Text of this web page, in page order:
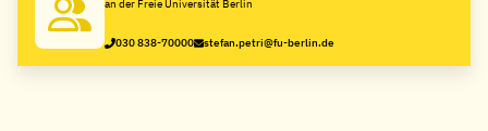
an der Freie Universität Berlin
030 838-70000 stefan.petri@fu-berlin.de